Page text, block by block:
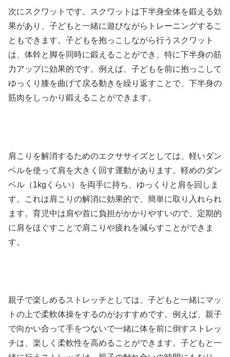
次にスクワットです。スクワットは下半身全体を鍛える効
果があり、子どもと一緒に遊びながらトレーニングするこ
ともできます。子どもを抱っこしながら行うスクワット
は、体幹と脚を同時に鍛えることができ、特に下半身の筋
力アップに効果的です。例えば、子どもを前に抱っこして
ゆっくり膝を曲げて戻る動きを繰り返すことで、下半身の
筋肉をしっかり鍛えることができます。
肩こりを解消するためのエクササイズとしては、軽いダン
ベルを使って肩を大きく回す運動があります。軽めのダン
ベル（1kgくらい）を両手に持ち、ゆっくりと肩を回しま
す。これは肩こりの解消に効果的で、簡単に取り入れられ
ます。育児中は肩や首に負担がかかりやすいので、定期的
に肩をほぐすことで肩こりや疲れを減らすことができま
す。
親子で楽しめるストレッチとしては、子どもと一緒にマッ
トの上で柔軟体操をするのがおすすめです。例えば、親子
で向かい合って手をつないで一緒に体を前に倒すストレッ
チは、楽しく柔軟性を高めることができます。子どもと一